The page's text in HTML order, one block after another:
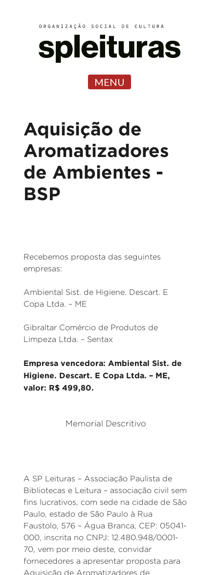
MENU
Aquisição de
Aromatizadores
de Ambientes -
BSP
Recebemos proposta das seguintes
empresas:
Ambiental Sist. de Higiene. Descart. E
Copa Ltda. – ME
Gibraltar Comércio de Produtos de
Limpeza Ltda. – Sentax
Empresa vencedora: Ambiental Sist. de
Higiene. Descart. E Copa Ltda. – ME,
valor: R$ 499,80.
Memorial Descritivo
A SP Leituras – Associação Paulista de
Bibliotecas e Leitura – associação civil sem
fins lucrativos, com sede na cidade de São
Paulo, estado de São Paulo à Rua
Faustolo, 576 – Água Branca, CEP: 05041-
000, inscrita no CNPJ: 12.480.948/0001-
70, vem por meio deste, convidar
fornecedores a apresentar proposta para
Aquisição de Aromatizadores de